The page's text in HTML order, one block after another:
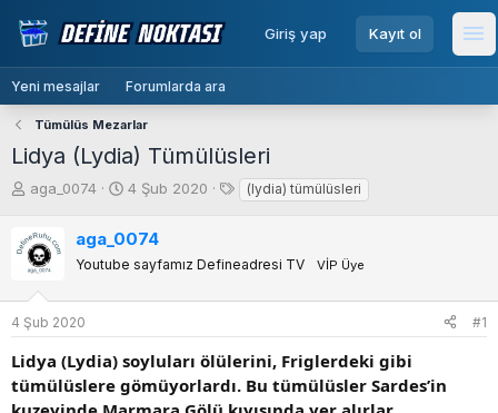
Giriş yap Kayıt ol menu
Yeni mesajlar Forumlarda ara
Tümülüs Mezarlar
Lidya (Lydia) Tümülüsleri
K
n
b
u
y
u
b
a
aga_0074
B
ş
l
a
ı
ç
a
4 Şub 2020
e
e
r
(lydia) tümülüsleri
aga_0074
Youtube sayfamız Defineadresi TV VİP Üye
4 Şub 2020 #1
Lidya (Lydia) soyluları ölülerini, Friglerdeki gibi
tümülüslere gömüyorlardı. Bu tümülüsler Sardes’in